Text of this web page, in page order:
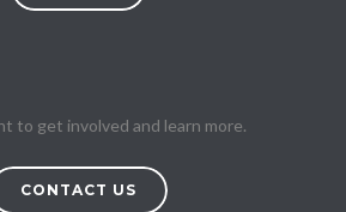
to get involved and learn more.
CONTACT US